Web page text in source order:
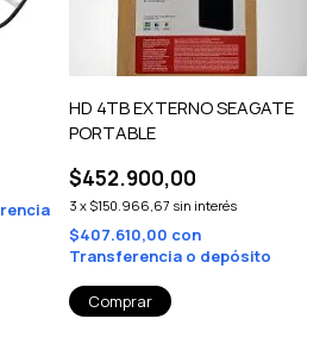
HD 4TB EXTERNO SEAGATE
PORTABLE
$452.900,00
3 x $150.966,67 sin interés
$407.610,00 con
Transferencia o depósito